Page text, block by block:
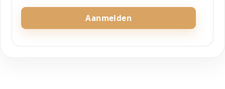
Aanmelden